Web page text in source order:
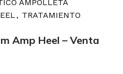
AMPOLLETA
, TRATAMIENTO
Amp Heel – Venta